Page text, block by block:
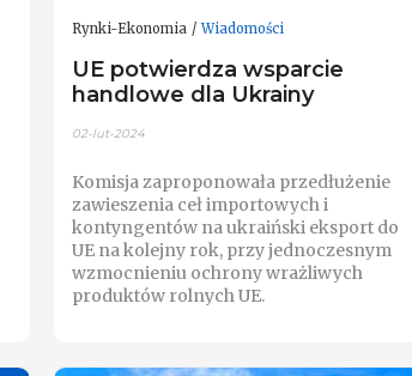
Rynki-Ekonomia Wiadomości
UE potwierdza wsparcie
handlowe dla Ukrainy
02-lut-2024
Komisja zaproponowała przedłużenie
zawieszenia ceł importowych i
kontyngentów na ukraiński eksport do
UE na kolejny rok, przy jednoczesnym
wzmocnieniu ochrony wrażliwych
produktów rolnych UE.